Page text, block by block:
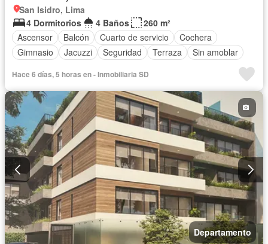
San Isidro, Lima
4 Dormitorios
4 Baños
260 m²
Ascensor
Balcón Cuarto de servicio
Cochera
Gimnasio
Jacuzzi Seguridad Terraza Sin amoblar
Hace 6 días, 5 horas en - Inmobiliaria SD
Departamento